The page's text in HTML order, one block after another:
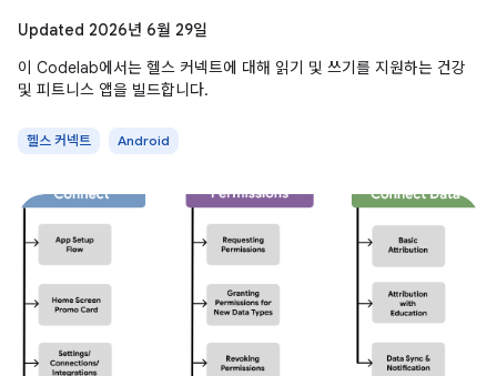
Updated 2026년 6월 29일
이 Codelab에서는 헬스 커넥트에 대해 읽기 및 쓰기를 지원하는 건강
및 피트니스 앱을 빌드합니다.
헬스 커넥트 Android